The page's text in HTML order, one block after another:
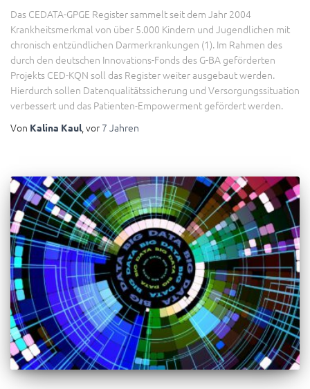
Das CEDATA-GPGE Register sammelt seit dem Jahr 2004
Krankheitsmerkmal von über 5.000 Kindern und Jugendlichen mit
chronisch entzündlichen Darmerkrankungen (1). Im Rahmen des
durch den deutschen Innovations-Fonds des G-BA geförderten
Projekts CED-KQN soll das Register weiter ausgebaut werden.
Hierdurch sollen Datenqualitätssicherung und Versorgungssituation
verbessert und das Patienten-Empowerment gefördert werden.
Von Kalina Kaul, vor 7 Jahren